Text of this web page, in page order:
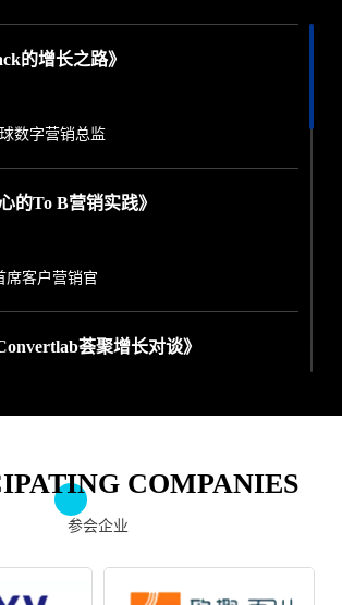
的增长之路》
数字营销总监
的To B营销实践》
席客户营销官
荟聚增长对谈》
的To B官网如何建设与获客》
COMPANIES
参会企业